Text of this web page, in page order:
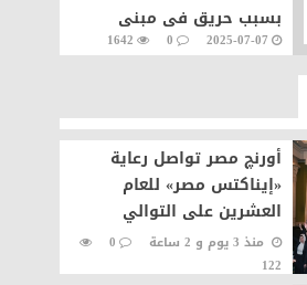
بسبب حريق فى مبنى
السنترال الرئيسى
2025-07-07
0
1642
أورنچ مصر تواصل رعاية
«إيناكتس مصر» للعام
العشرين على التوالي
منذ 3 يوم و 2 ساعة
0
122